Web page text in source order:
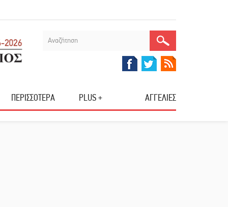
ΠΕΡΙΣΣΟΤΕΡΑ PLUS + ΑΓΓΕΛΙΕΣ